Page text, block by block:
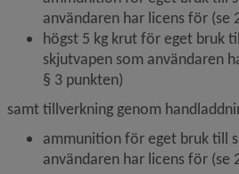
användaren har licens för (se
högst 5 kg krut för eget bruk
skjutvapen som användaren
§ 3 punkten)
samt tillverkning genom
ammunition för eget bruk till
användaren har licens för (se